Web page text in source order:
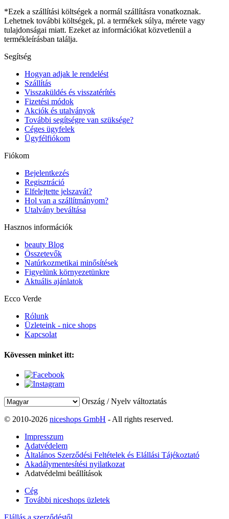
*Ezek a szállítási költségek a normál szállításra vonatkoznak.
Lehetnek további költségek, pl. a termékek súlya, mérete vagy
tulajdonságai miatt. Ezeket az információkat közvetlenül a
termékleírásban találja.
Segítség
Hogyan adjak le rendelést
Szállítás
Visszaküldés és visszatérítés
Fizetési módok
Akciók és utalványok
További segítségre van szüksége?
Céges ügyfelek
Ügyfélfiókom
Fiókom
Bejelentkezés
Regisztráció
Elfelejtette jelszavát?
Hol van a szállítmányom?
Utalvány beváltása
Hasznos információk
beauty Blog
Összetevők
Natúrkozmetikai minősítések
Figyelünk környezetünkre
Aktuális ajánlatok
Ecco Verde
Rólunk
Üzleteink - nice shops
Kapcsolat
Kövessen minket itt:
Ország / Nyelv változtatás
© 2010-2026 niceshops GmbH - All rights reserved.
Impresszum
Adatvédelem
Általános Szerződési Feltételek és Elállási Tájékoztató
Akadálymentesítési nyilatkozat
Adatvédelmi beállítások
Cég
További niceshops üzletek
Elállás a szerződéstől